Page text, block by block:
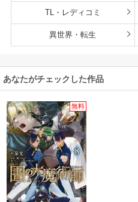
TL・レディコミ
異世界・転生
あなたがチェックした作品
無料